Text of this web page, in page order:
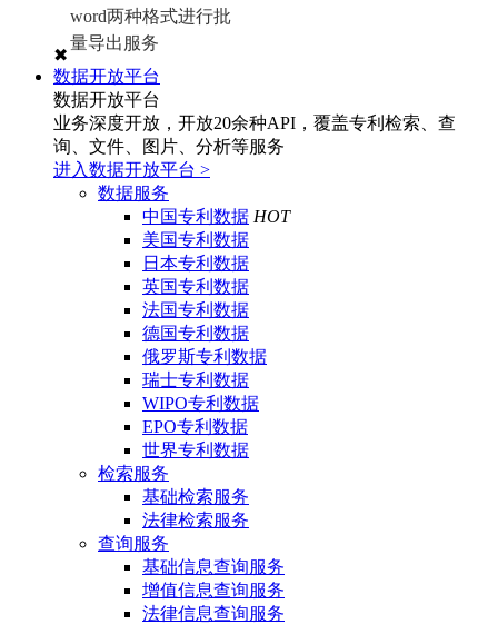
word两种格式进行批
量导出服务
✖
数据开放平台
数据开放平台
业务深度开放，开放20余种API，覆盖专利检索、查
询、文件、图片、分析等服务
进入数据开放平台 >
数据服务
中国专利数据 HOT
美国专利数据
日本专利数据
英国专利数据
法国专利数据
德国专利数据
俄罗斯专利数据
瑞士专利数据
WIPO专利数据
EPO专利数据
世界专利数据
检索服务
基础检索服务
法律检索服务
查询服务
基础信息查询服务
增值信息查询服务
法律信息查询服务